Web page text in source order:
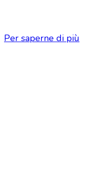
Per saperne di più